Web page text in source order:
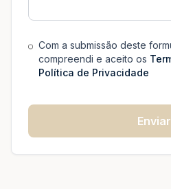
Com a submissão deste
compreendi e aceito os
Política de Privacidade
Enviar